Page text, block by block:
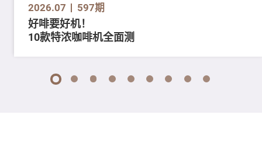
2026.07 597期
好啡要好机！
10款特浓咖啡机全面测
1 2 3 4 5 6 7 8 9